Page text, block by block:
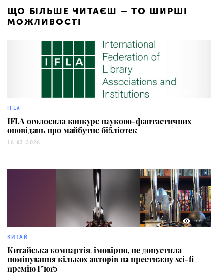
ЩО БІЛЬШЕ ЧИТАЄШ – ТО ШИРШІ
МОЖЛИВОСТІ
IFLA
IFLA оголосила конкурс науково-фантастичних
оповідань про майбутнє бібліотек
16.03.2026 -
665
КИТАЙ
Китайська компартія, імовірно, не допустила
номінування кількох авторів на престижну sci-fi
премію Г’юґо